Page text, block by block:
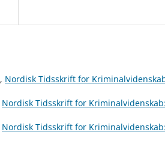
, Nordisk Tidsskrift for
Nordisk Tidsskrift for Kriminalvidenskab:
Nordisk Tidsskrift for Kriminalvidenskab: